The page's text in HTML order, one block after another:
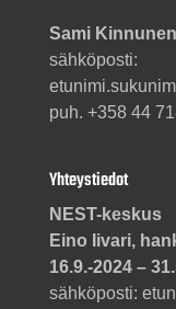
Sami
sähköposti:
puh. +358 44
Yhteystiedot
NEST-keskus
Eino Iivari,
16.9.-2024 –
sähköposti: